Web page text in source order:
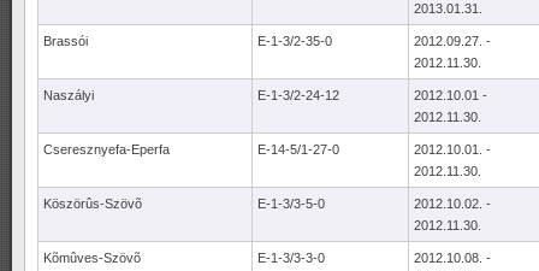
2013.01.31.
Brassói E-1-3/2-35-0
2012.09.27. -
2012.11.30.
Naszályi E-1-3/2-24-12
2012.10.01 -
2012.11.30.
Cseresznyefa-Eperfa E-14-5/1-27-0
2012.10.01. -
2012.11.30.
Köszörûs-Szövõ E-1-3/3-5-0
2012.10.02. -
2012.11.30.
Kõmûves-Szövõ E-1-3/3-3-0
2012.10.08. -